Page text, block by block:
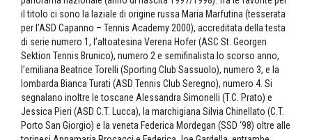
il titolo ci sono la laziale di origine russa Maria Marfutina (tesserata
per l’ASD Capanno – Tennis Academy 2000), accreditata della testa
di serie numero 1, l’altoatesina Verena Hofer (ASC St. Georgen
Sektion Tennis Brunico), numero 2 e semifinalista lo scorso anno,
l’emiliana Beatrice Torelli (Sporting Club Sassuolo), numero 3, e la
lombarda Bianca Turati (ASD Tennis Club Seregno), numero 4. Si
segnalano inoltre le toscane Alessandra Simonelli (T.C. Prato) e
Jessica Pieri (ASD C.T. Lucca), la marchigiana Silvia Chinellato (C.T.
Porto San Giorgio) e la veneta Federica Mordegan (SSD ‘98) oltre alle